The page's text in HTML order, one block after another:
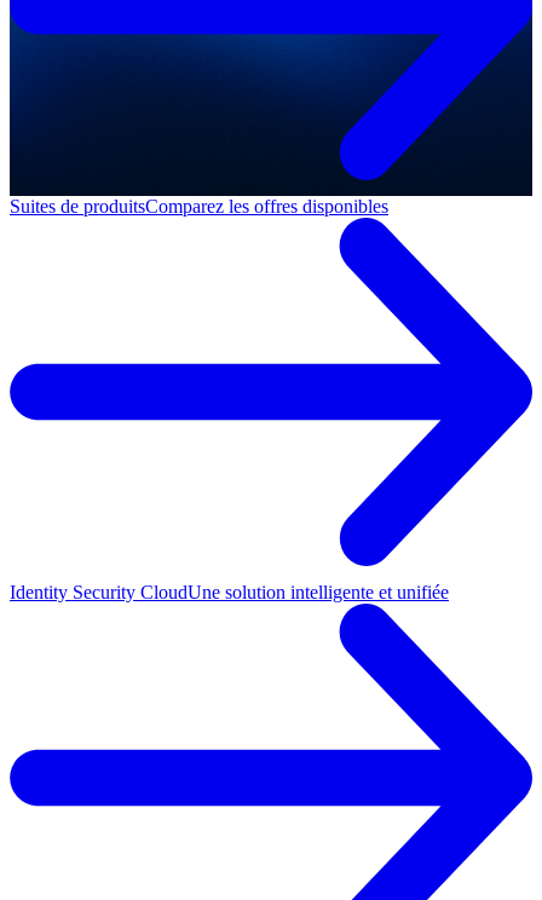
Suites de produitsComparez les offres disponibles
Identity Security CloudUne solution intelligente et unifiée